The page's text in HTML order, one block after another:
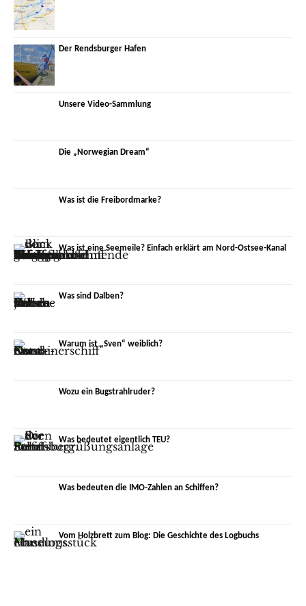
Der Rendsburger Hafen
Unsere Video-Sammlung
Die „Norwegian Dream“
Was ist die Freibordmarke?
Was ist eine Seemeile? Einfach erklärt am Nord-Ostsee-Kanal
Was sind Dalben?
Warum ist „Sven“ weiblich?
Wozu ein Bugstrahlruder?
Was bedeutet eigentlich TEU?
Was bedeuten die IMO-Zahlen an Schiffen?
Vom Holzbrett zum Blog: Die Geschichte des Logbuchs